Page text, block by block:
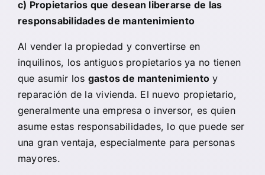
c) Propietarios que desean liberarse de las
responsabilidades de mantenimiento
Al vender la propiedad y convertirse en
inquilinos, los antiguos propietarios ya no tienen
que asumir los gastos de mantenimiento y
reparación de la vivienda. El nuevo propietario,
generalmente una empresa o inversor, es quien
asume estas responsabilidades, lo que puede ser
una gran ventaja, especialmente para personas
mayores.